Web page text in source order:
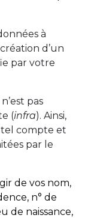
à
d’un
par votre
pas
(infra). Ainsi,
compte et
par le
de vos nom,
n° de
de naissance,